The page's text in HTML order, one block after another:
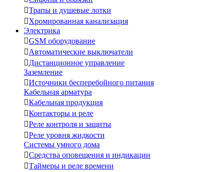
Трапы и душевые лотки
Хромированная канализация
Электрика
GSM оборудование
Автоматические выключатели
Дистанционное управление
Заземление
Источники бесперебойного питания
Кабельная арматура
Кабельная продукция
Контакторы и реле
Реле контроля и защиты
Реле уровня жидкости
Системы умного дома
Средства оповещения и индикации
Таймеры и реле времени